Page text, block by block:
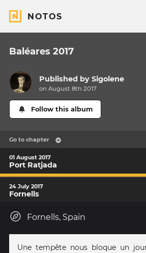
NOTOS
Baléares 2017
Published bySigolene
on August 8th 2017
Follow this album
Go to chapter
01 August 2017
Port Ratjada
24 July 2017
Fornells
Fornells, Spain
Une tempête nous bloque un